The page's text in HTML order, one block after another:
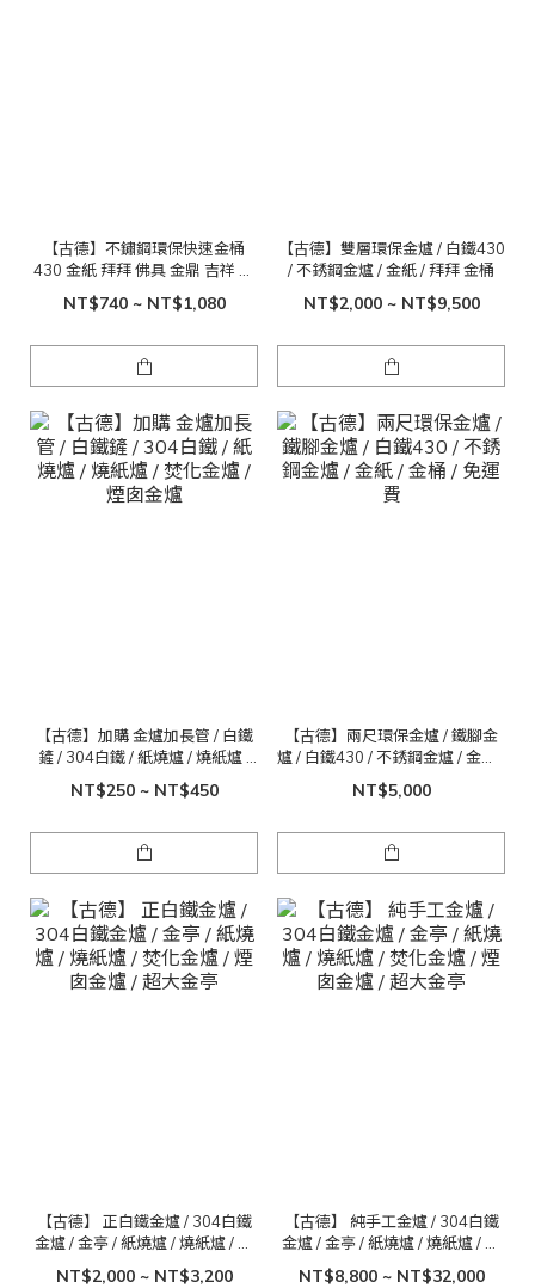
【古德】不鏽鋼環保快速金桶
430 金紙 拜拜 佛具 金鼎 吉祥 富
NT$740 ~ NT$1,080
【古德】雙層環保金爐 / 白鐵430
/ 不銹鋼金爐 / 金紙 / 拜拜 金桶
NT$2,000 ~ NT$9,500
【古德】加購 金爐加長管 / 白鐵
鏟 / 304白鐵 / 紙燒爐 / 燒紙爐 /
焚化金爐 / 煙囱金爐
NT$250 ~ NT$450
【古德】兩尺環保金爐 / 鐵腳金
爐 / 白鐵430 / 不銹鋼金爐 / 金紙 /
金桶 / 免運費
NT$5,000
【古德】 正白鐵金爐 / 304白鐵
金爐 / 金亭 / 紙燒爐 / 燒紙爐 / 焚
化金爐 / 煙囱金爐 / 超大金亭
NT$2,000 ~ NT$3,200
【古德】 純手工金爐 / 304白鐵
金爐 / 金亭 / 紙燒爐 / 燒紙爐 / 焚
化金爐 / 煙囱金爐 / 超大金亭
NT$8,800 ~ NT$32,000